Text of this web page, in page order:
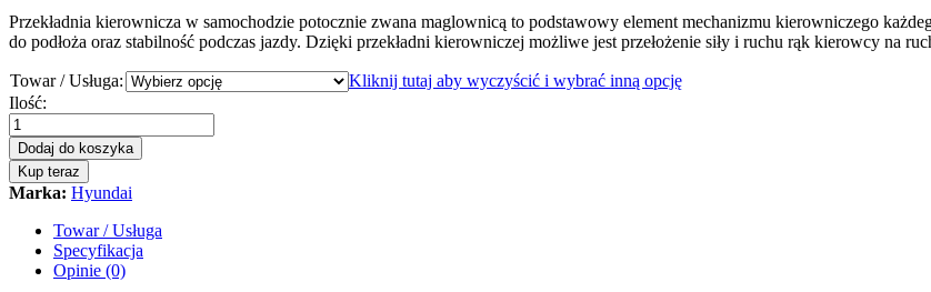
Przekładnia kierownicza w samochodzie potocznie zwana maglownicą to podstawowy element mechanizmu kierowniczego
do podłoża oraz stabilność podczas jazdy. Dzięki przekładni kierowniczej możliwe jest przełożenie siły i ruchu rąk kierowcy na
Towar / Usługa:
Kliknij tutaj aby wyczyścić i wybrać inną opcję
Przekładnia
kierownicza
-
maglownica
Hyundai
iX35
quantity
Ilość:
Dodaj do koszyka
Kup teraz
Marka: Hyundai
Towar / Usługa
Specyfikacja
Opinie (0)